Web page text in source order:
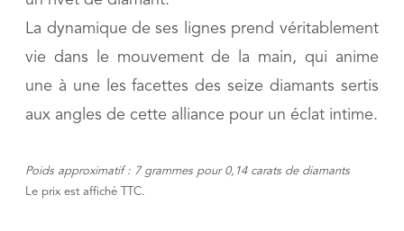
La dynamique de ses lignes prend véritablement
vie dans le mouvement de la main, qui anime
une à une les facettes des seize diamants sertis
aux angles de cette alliance pour un éclat intime.
Poids approximatif : 7 grammes pour 0,14 carats de diamants
Le prix est affiché TTC.